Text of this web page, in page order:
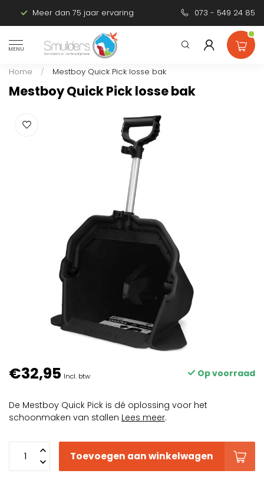
Meer dan 75 jaar ervaring Persoonlijk
073 - 549 24 85
MENU
Home / Mestboy Quick Pick losse bak
Mestboy Quick Pick losse bak
€32,95 Incl. btw Op voorraad
De Mestboy Quick Pick is dé oplossing voor het
schoonmaken van stallen Lees meer.
Toevoegen aan winkelwagen